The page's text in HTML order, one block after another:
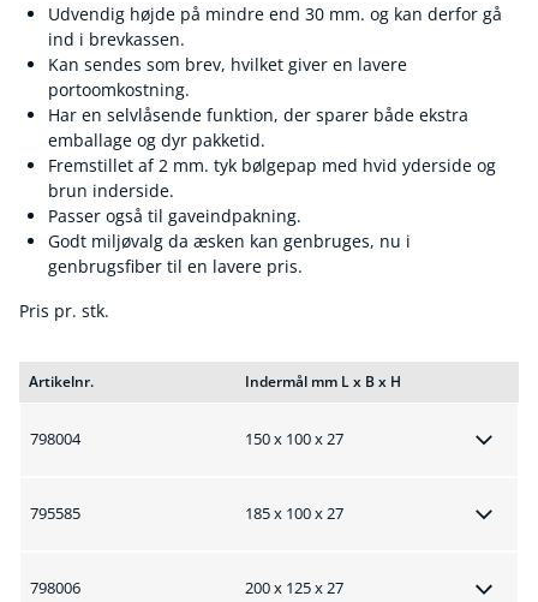
Udvendig højde på mindre end 30 mm. og kan derfor gå
ind i brevkassen.
Kan sendes som brev, hvilket giver en lavere
portoomkostning.
Har en selvlåsende funktion, der sparer både ekstra
emballage og dyr pakketid.
Fremstillet af 2 mm. tyk bølgepap med hvid yderside og
brun inderside.
Passer også til gaveindpakning.
Godt miljøvalg da æsken kan genbruges, nu i
genbrugsfiber til en lavere pris.
Pris pr. stk.
Artikelnr. Indermål mm L x B x H
798004 150 x 100 x 27
795585 185 x 100 x 27
798006 200 x 125 x 27